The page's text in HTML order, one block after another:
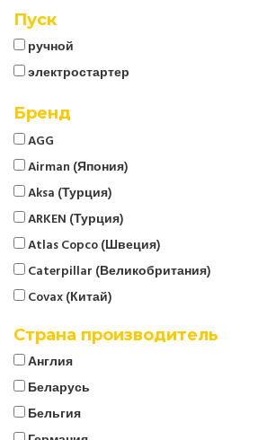
Пуск
ручной
электростартер
Бренд
AGG
Airman (Япония)
Aksa (Турция)
ARKEN (Турция)
Atlas Copco (Швеция)
Caterpillar (Великобритания)
Covax (Китай)
Cummins (Великобритания)
Страна производитель
Англия
Беларусь
Бельгия